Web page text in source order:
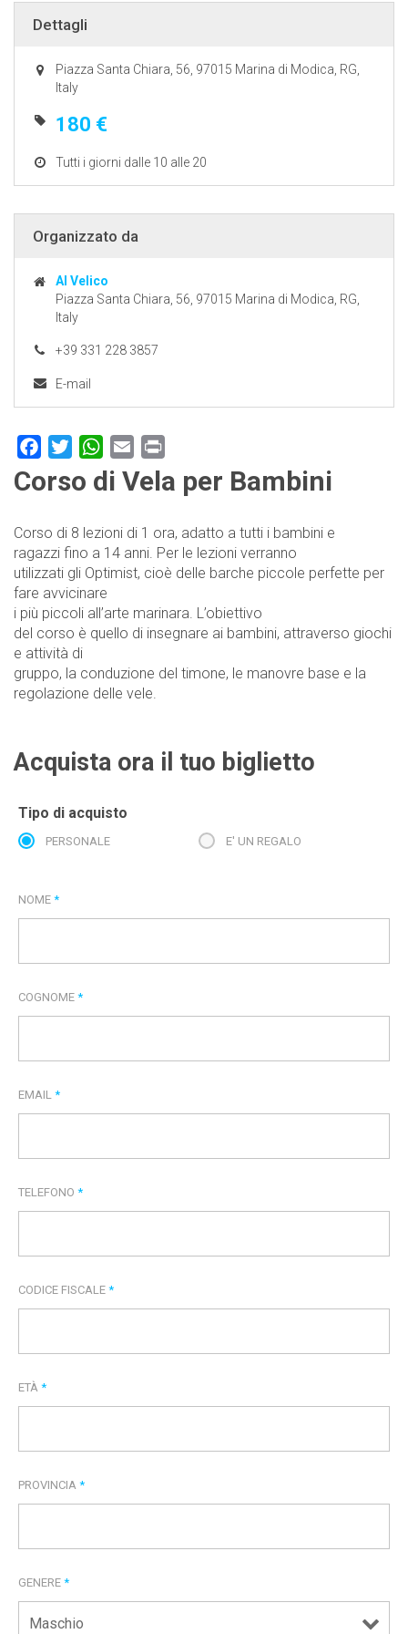
Dettagli
Piazza Santa Chiara, 56, 97015 Marina di Modica, RG,
Italy
180 €
Tutti i giorni dalle 10 alle 20
Organizzato da
Al Velico
Piazza Santa Chiara, 56, 97015 Marina di Modica, RG,
Italy
+39 331 228 3857
E-mail
FacebookTwitterWhatsApp
Email
Corso di Vela per Bambini
Corso di 8 lezioni di 1 ora, adatto a tutti i bambini e
ragazzi fino a 14 anni. Per le lezioni verranno
utilizzati gli Optimist, cioè delle barche piccole perfette per
fare avvicinare
i più piccoli all’arte marinara. L’obiettivo
del corso è quello di insegnare ai bambini, attraverso giochi
e attività di
gruppo, la conduzione del timone, le manovre base e la
regolazione delle vele.
Acquista ora il tuo biglietto
Tipo di acquisto
PERSONALE E' UN REGALO
NOME *
COGNOME *
EMAIL *
TELEFONO *
CODICE FISCALE *
ETÀ *
PROVINCIA *
GENERE *